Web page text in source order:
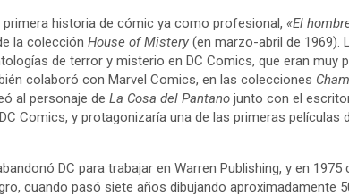
primera historia de cómic ya como profesional, «El
la colección House of Mistery (en marzo-abril de 1969).
de terror y misterio en DC Comics, que eran muy
colaboró con Marvel Comics, en las colecciones
al personaje de La Cosa del Pantano junto con el
Comics, y protagonizaría una de las primeras películas
DC para trabajar en Warren Publishing, y en
cuando pasó siete años dibujando aproximadamente